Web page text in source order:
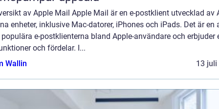
av Apple Mail Apple Mail är en e-postklient utvecklad av
enheter, inklusive Mac-datorer, iPhones och iPads. Det är en
e-postklienterna bland Apple-användare och erbjuder
och fördelar. I...
Wallin
13 juli